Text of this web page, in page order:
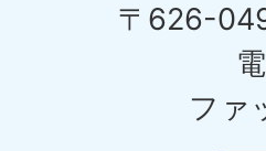
〒626-
ファ